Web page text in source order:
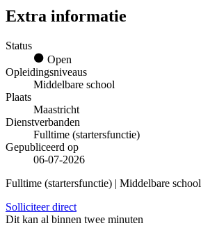
Extra informatie
Status
Open
Opleidingsniveaus
Middelbare school
Plaats
Maastricht
Dienstverbanden
Fulltime (startersfunctie)
Gepubliceerd op
06-07-2026
Fulltime (startersfunctie) | Middelbare school
Solliciteer direct
Dit kan al binnen twee minuten